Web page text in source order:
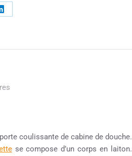
coulissante de cabine de douche.
se compose d’un corps en laiton.